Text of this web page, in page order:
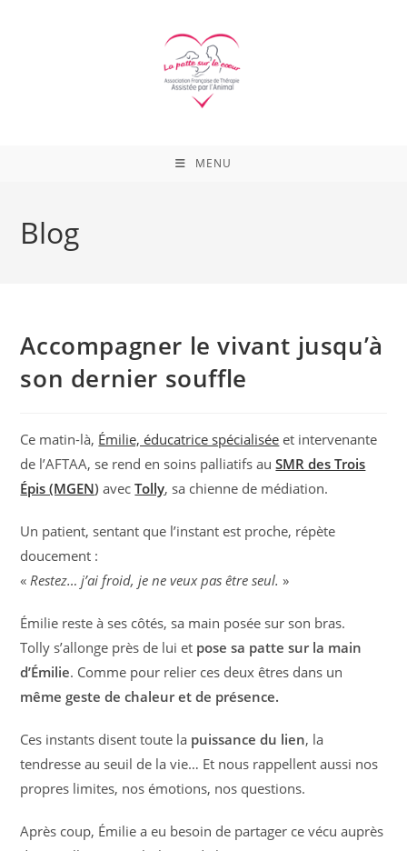
MENU
Blog
Accompagner le vivant jusqu’à
son dernier souffle
Ce matin-là, Émilie, éducatrice spécialisée et intervenante
de l’AFTAA, se rend en soins palliatifs au SMR des Trois
Épis (MGEN) avecTolly, sa chienne de médiation.
Un patient, sentant que l’instant est proche, répète
doucement :
«Restez… j’ai froid, je ne veux pas être seul.»
Émilie reste à ses côtés, sa main posée sur son bras.
Tolly s’allonge près de lui et pose sa patte sur la main
d’Émilie. Comme pour relier ces deux êtres dans un
même geste de chaleur et de présence.
Ces instants disent toute la puissance du lien, la
tendresse au seuil de la vie… Et nous rappellent aussi nos
propres limites, nos émotions, nos questions.
Après coup, Émilie a eu besoin de partager ce vécu auprès